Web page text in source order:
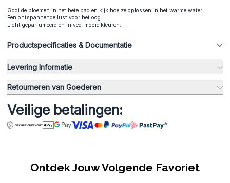
Gooi de bloemen in het hete bad en kijk hoe ze oplossen in het warme water.
Een ontspannende lust voor het oog.
Licht geparfumeerd en in veel mooie kleuren.
Productspecificaties & Documentatie
Levering Informatie
Retourneren van Goederen
Veilige betalingen:
Ontdek Jouw Volgende Favoriet